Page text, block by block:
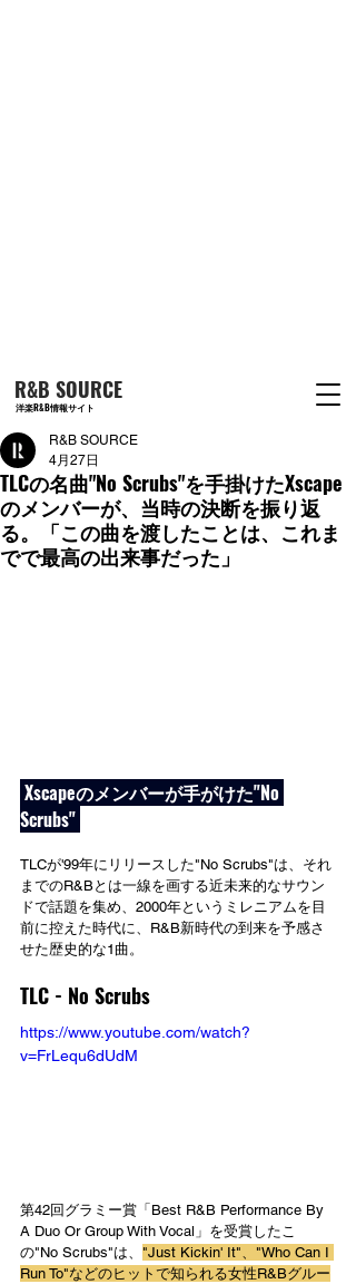
R&B SOURCE
洋楽R&B情報サイト
TLCの名曲"No Scrubs"を手掛けたXscape
のメンバーが、当時の決断を振り返
る。「この曲を渡したことは、これま
でで最高の出来事だった」
R&B SOURCE
4月27日
Scrubs"
TLCが'99年にリリースした"No Scrubs"は、それ
までのR&Bとは一線を画する近未来的なサウン
ドで話題を集め、2000年というミレニアムを目
前に控えた時代に、R&B新時代の到来を予感さ
せた歴史的な1曲。
TLC - No Scrubs
https://www.youtube.com/watch?
v=FrLequ6dUdM
第42回グラミー賞「Best R&B Performance By
A Duo Or Group With Vocal」を受賞したこ
の"No Scrubs"は、 "Just Kickin' It"、"Who Can I
Run To"などのヒットで知られる女性R&Bグルー